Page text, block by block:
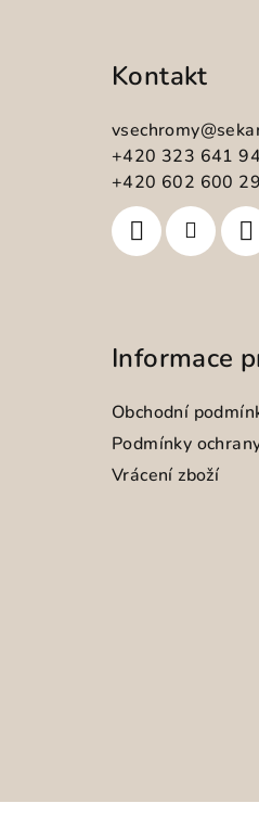
Kontakt
vsechromy@
+420 323 641
+420 602 600
Informace
Obchodní
Podmínky
Vrácení zboží